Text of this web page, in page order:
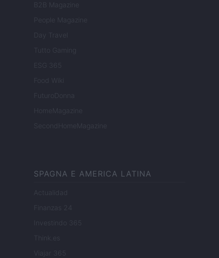
B2B Magazine
People Magazine
Day Travel
Tutto Gaming
ESG 365
Food Wiki
FuturoDonna
HomeMagazine
SecondHomeMagazine
SPAGNA E AMERICA LATINA
Actualidad
Finanzas 24
Investindo 365
Think.es
Viajar 365